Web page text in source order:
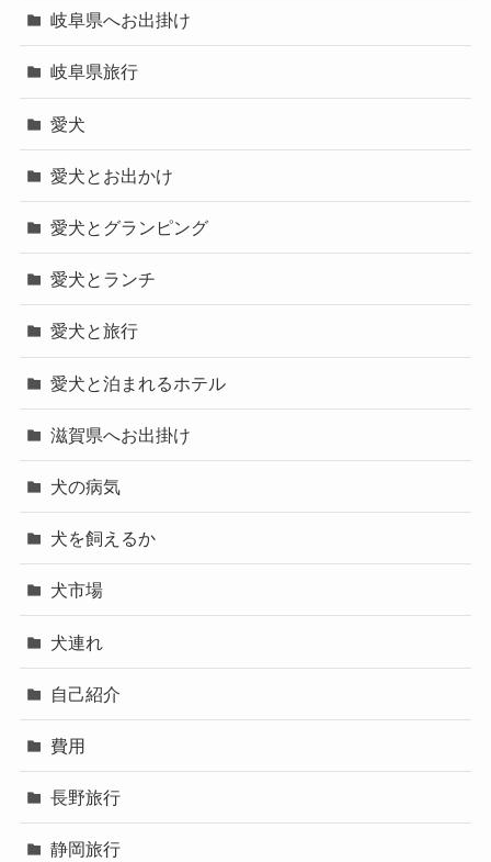
岐阜県へお出掛け
岐阜県旅行
愛犬
愛犬とお出かけ
愛犬とグランピング
愛犬とランチ
愛犬と旅行
愛犬と泊まれるホテル
滋賀県へお出掛け
犬の病気
犬を飼えるか
犬市場
犬連れ
自己紹介
費用
長野旅行
静岡旅行